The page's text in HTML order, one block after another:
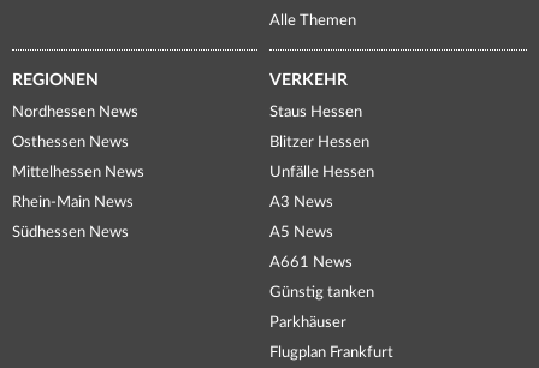
Alle Themen
REGIONEN
Nordhessen News
Osthessen News
Mittelhessen News
Rhein-Main News
Südhessen News
VERKEHR
Staus Hessen
Blitzer Hessen
Unfälle Hessen
A3 News
A5 News
A661 News
Günstig tanken
Parkhäuser
Flugplan Frankfurt